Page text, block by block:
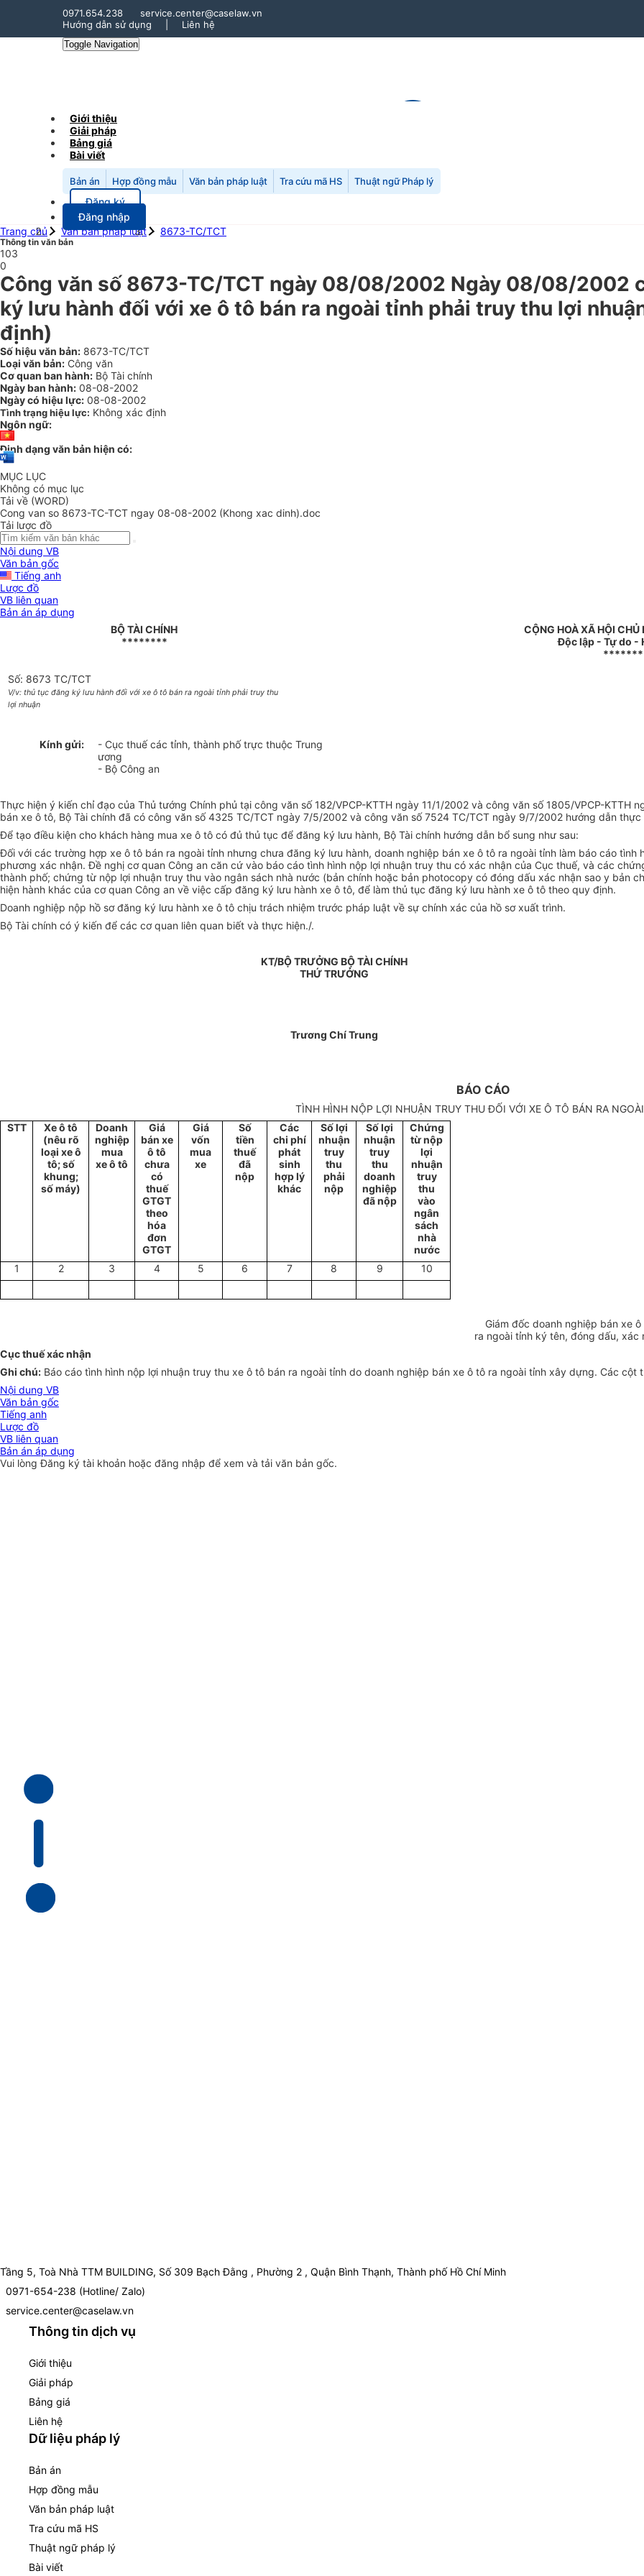
0971.654.238
service.center@caselaw.vn
Hướng dẫn sử dụng
Liên hệ
Toggle Navigation
Giới thiệu
Giải pháp
Bảng giá
Bài viết
Bản án Hợp đồng mẫu Văn bản pháp luật Tra cứu mã HS Thuật ngữ Pháp lý
Đăng ký
Đăng nhập
Trang chủ
Văn bản pháp luật 8673-TC/TCT
Thông tin văn bản
103
0
Công văn số 8673-TC/TCT ngày 08/08/2002 Ngày 08/08/2002
ký lưu hành đối với xe ô tô bán ra ngoài tỉnh phải truy thu lợi
định)
Số hiệu văn bản: 8673-TC/TCT
Loại văn bản: Công văn
Cơ quan ban hành: Bộ Tài chính
Ngày ban hành: 08-08-2002
Ngày có hiệu lực: 08-08-2002
Tình trạng hiệu lực: Không xác định
Ngôn ngữ:
Định dạng văn bản hiện có:
MỤC LỤC
Không có mục lục
Tải về (WORD)
Cong van so 8673-TC-TCT ngay 08-08-2002 (Khong xac dinh).doc
Tải lược đồ
Nội dung VB
Văn bản gốc
Tiếng anh
Lược đồ
VB liên quan
Bản án áp dụng
BỘ TÀI CHÍNH
********
CỘNG HOÀ XÃ HỘI
Độc lập - Tự do -
Số: 8673 TC/TCT
V/v: thủ tục đăng ký lưu hành đối với xe ô tô bán ra ngoài tỉnh phải truy thu
lợi nhuận
Kính gửi:
- Cục thuế các tỉnh, thành phố trực thuộc Trung
ương
- Bộ Công an
Thực hiện ý kiến chỉ đạo của Thủ tướng Chính phủ tại công văn số 182/VPCP-KTTH ngày 11/1/2002 và công văn số 1805/VPCP-KTTH
bán xe ô tô, Bộ Tài chính đã có công văn số 4325 TC/TCT ngày 7/5/2002 và công văn số 7524 TC/TCT ngày 9/7/2002 hướng dẫn
Để tạo điều kiện cho khách hàng mua xe ô tô có đủ thủ tục để đăng ký lưu hành, Bộ Tài chính hướng dẫn bổ sung như sau:
Đối với các trường hợp xe ô tô bán ra ngoài tỉnh nhưng chưa đăng ký lưu hành, doanh nghiệp bán xe ô tô ra ngoài tỉnh làm báo cáo tình
phương xác nhận. Đề nghị cơ quan Công an căn cứ vào báo cáo tình hình nộp lợi nhuận truy thu có xác nhận của Cục thuế, và các
thành phố; chứng từ nộp lợi nhuận truy thu vào ngân sách nhà nước (bản chính hoặc bản photocopy có đóng dấu xác nhận sao y bản
hiện hành khác của cơ quan Công an về việc cấp đăng ký lưu hành xe ô tô, để làm thủ tục đăng ký lưu hành xe ô tô theo quy định.
Doanh nghiệp nộp hồ sơ đăng ký lưu hành xe ô tô chịu trách nhiệm trước pháp luật về sự chính xác của hồ sơ xuất trình.
Bộ Tài chính có ý kiến để các cơ quan liên quan biết và thực hiện./.
KT/BỘ TRƯỞNG BỘ TÀI CHÍNH
THỨ TRƯỞNG
Trương Chí Trung
BÁO CÁO
TÌNH HÌNH NỘP LỢI NHUẬN TRUY THU ĐỐI VỚI XE Ô TÔ BÁN RA
STT
Xe ô tô
(nêu rõ
loại xe ô
tô; số
khung;
số máy)
Doanh
nghiệp
mua
xe ô tô
Giá
bán xe
ô tô
chưa
có
thuế
GTGT
theo
hóa
đơn
GTGT
Giá
vốn
mua
xe
Số
tiền
thuế
đã
nộp
Các
chi phí
phát
sinh
hợp lý
khác
Số lợi
nhuận
truy
thu
phải
nộp
Số lợi
nhuận
truy
thu
doanh
nghiệp
đã nộp
Chứng
từ nộp
lợi
nhuận
truy
thu
vào
ngân
sách
nhà
nước
1
2 3 4 5 6 7 8 9 10
Giám đốc doanh nghiệp bán xe ô
ra ngoài tỉnh ký tên, đóng dấu, xác
Cục thuế xác nhận
Ghi chú: Báo cáo tình hình nộp lợi nhuận truy thu xe ô tô bán ra ngoài tỉnh do doanh nghiệp bán xe ô tô ra ngoài tỉnh xây dựng. Các
Nội dung VB
Văn bản gốc
Tiếng anh
Lược đồ
VB liên quan
Bản án áp dụng
Vui lòngĐăng ký tài khoản hoặc đăng nhập để xem và tải văn bản gốc.
Tầng 5, Toà Nhà TTM BUILDING, Số 309 Bạch Đằng , Phường 2 , Quận Bình Thạnh, Thành phố Hồ Chí Minh
0971-654-238 (Hotline/ Zalo)
service.center@caselaw.vn
Thông tin dịch vụ
Giới thiệu
Giải pháp
Bảng giá
Liên hệ
Dữ liệu pháp lý
Bản án
Hợp đồng mẫu
Văn bản pháp luật
Tra cứu mã HS
Thuật ngữ pháp lý
Bài viết